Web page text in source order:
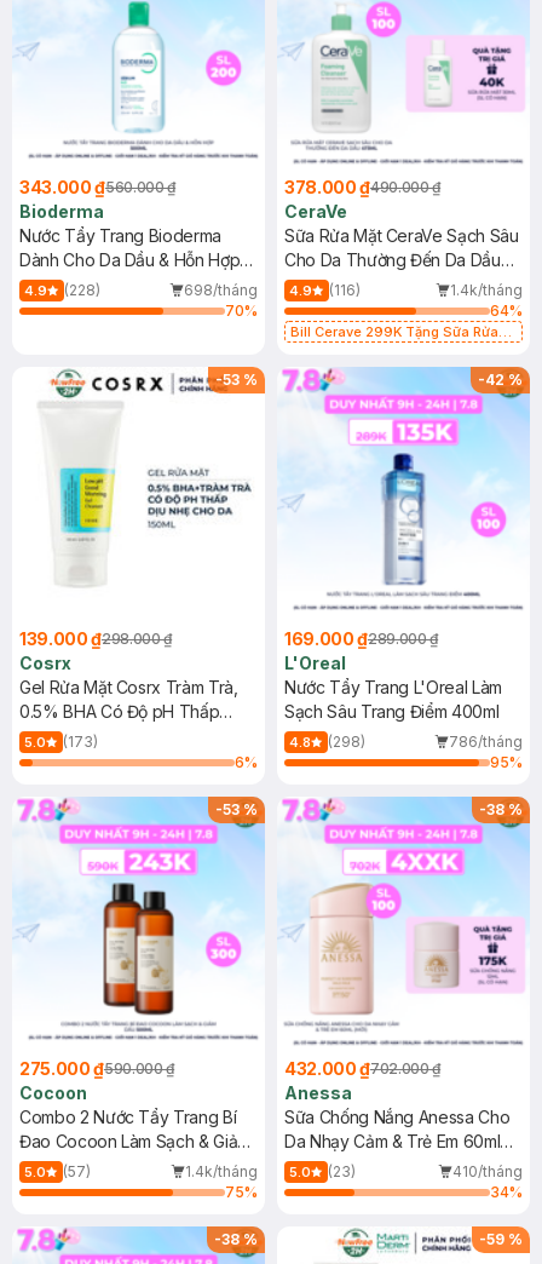
343.000 ₫560.000 ₫
Bioderma
Nước Tẩy Trang Bioderma
Dành Cho Da Dầu & Hỗn Hợp
500ml
4.9 (228)
698/tháng
70%
378.000 ₫490.000 ₫
CeraVe
Sữa Rửa Mặt CeraVe Sạch Sâu
Cho Da Thường Đến Da Dầu
473ml
4.9 (116)
1.4k/tháng
64%
Bill Cerave 299K Tặng Sữa Rửa
-53 %
139.000 ₫298.000 ₫
Cosrx
Gel Rửa Mặt Cosrx Tràm Trà,
0.5% BHA Có Độ pH Thấp
150ml
5.0
(173)
6%
-42%
169.000 ₫289.000 ₫
L'Oreal
Nước Tẩy Trang L'Oreal Làm
Sạch Sâu Trang Điểm 400ml
4.8 (298)
786/tháng
95%
-53%
275.000 ₫590.000 ₫
Cocoon
Combo 2 Nước Tẩy Trang Bí
Đao Cocoon Làm Sạch & Giảm
Dầu 500ml
5.0 (57)
1.4k/tháng
75%
-38%
432.000 ₫702.000 ₫
Anessa
Sữa Chống Nắng Anessa Cho
Da Nhạy Cảm & Trẻ Em 60ml
(Mới)
5.0 (23)
410/tháng
34%
-38% -59 %